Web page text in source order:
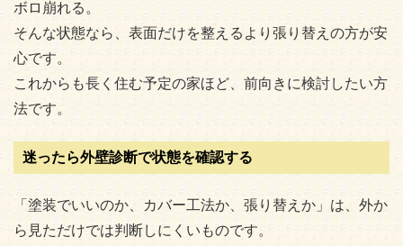
ボロ崩れる。
そんな状態なら、表面だけを整えるより張り替えの方が安
心です。
これからも長く住む予定の家ほど、前向きに検討したい方
法です。
迷ったら外壁診断で状態を確認する
「塗装でいいのか、カバー工法か、張り替えか」は、外か
ら見ただけでは判断しにくいものです。